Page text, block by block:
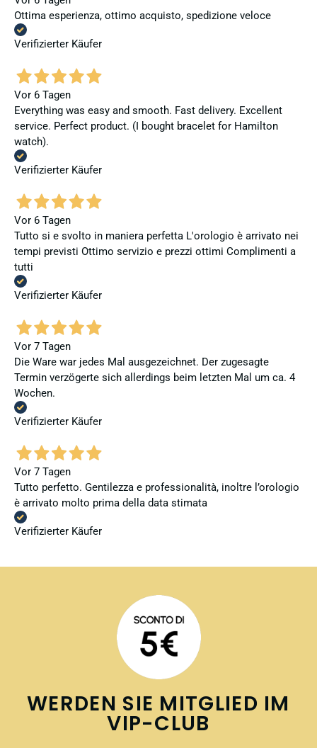
Ottima esperienza, ottimo acquisto, spedizione veloce
Verifizierter Käufer
Vor 6 Tagen
Everything was easy and smooth. Fast delivery. Excellent
service. Perfect product. (I bought bracelet for Hamilton
watch).
Verifizierter Käufer
Vor 6 Tagen
Tutto si e svolto in maniera perfetta L'orologio è arrivato nei
tempi previsti Ottimo servizio e prezzi ottimi Complimenti a
tutti
Verifizierter Käufer
Vor 7 Tagen
Die Ware war jedes Mal ausgezeichnet. Der zugesagte
Termin verzögerte sich allerdings beim letzten Mal um ca. 4
Wochen.
Verifizierter Käufer
Vor 7 Tagen
Tutto perfetto. Gentilezza e professionalità, inoltre l’orologio
è arrivato molto prima della data stimata
Verifizierter Käufer
WERDEN SIE MITGLIED IM
VIP-CLUB